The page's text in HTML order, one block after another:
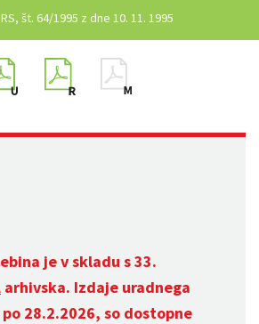
št. 64/1995 z dne 10. 11. 1995
je v skladu s 33.
arhivska. Izdaje uradnega
28.2.2026, so dostopne